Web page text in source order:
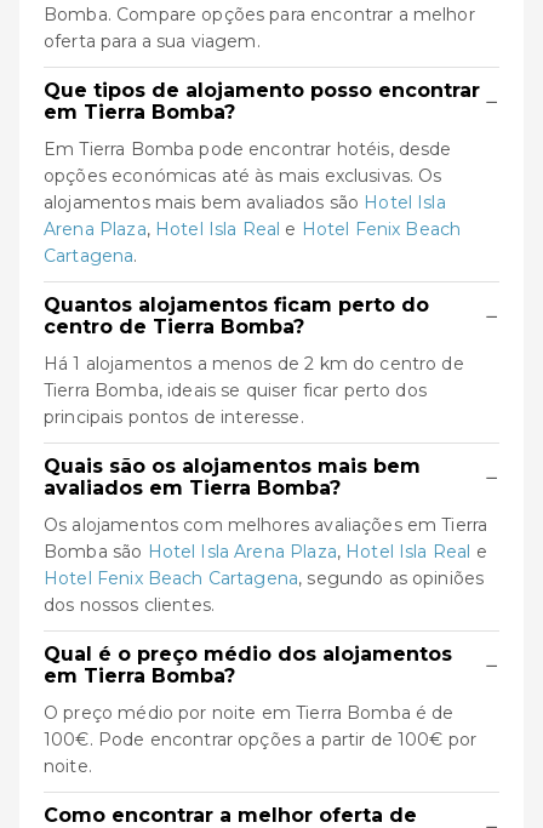
Bomba. Compare opções para encontrar a melhor
oferta para a sua viagem.
Que tipos de alojamento posso encontrar
em Tierra Bomba?
−
Em Tierra Bomba pode encontrar hotéis, desde
opções económicas até às mais exclusivas. Os
alojamentos mais bem avaliados são Hotel Isla
Arena Plaza, Hotel Isla Real e Hotel Fenix Beach
Cartagena.
Quantos alojamentos ficam perto do
centro de Tierra Bomba?
−
Há 1 alojamentos a menos de 2 km do centro de
Tierra Bomba, ideais se quiser ficar perto dos
principais pontos de interesse.
Quais são os alojamentos mais bem
avaliados em Tierra Bomba?
−
Os alojamentos com melhores avaliações em Tierra
Bomba são Hotel Isla Arena Plaza, Hotel Isla Real e
Hotel Fenix Beach Cartagena, segundo as opiniões
dos nossos clientes.
Qual é o preço médio dos alojamentos
em Tierra Bomba?
−
O preço médio por noite em Tierra Bomba é de
100€. Pode encontrar opções a partir de 100€ por
noite.
Como encontrar a melhor oferta de